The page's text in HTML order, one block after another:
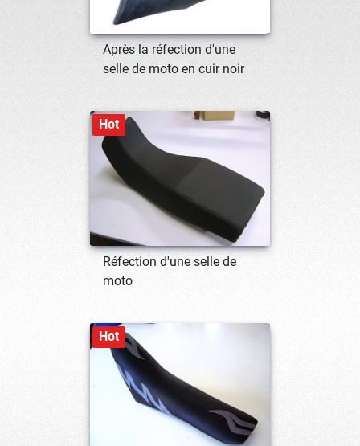
Après la réfection d'une
selle de moto en cuir noir
Hot
Réfection d'une selle de
moto
Hot